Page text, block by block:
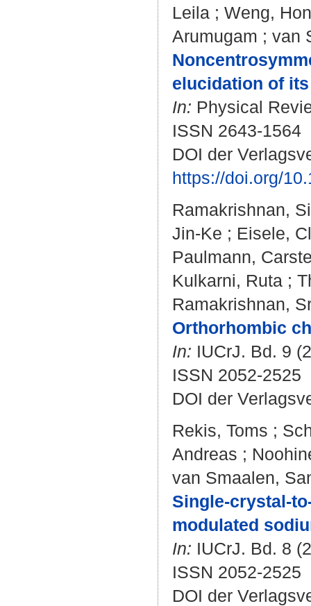
Leila ; Weng,
Arumugam ; van
elucidation of
In: Physical
ISSN 2643-1564
DOI der
https://doi.org/
Ramakrishnan,
Jin-Ke ; Eisele,
Paulmann,
Kulkarni, Ruta ;
Ramakrishnan,
Orthorhombic
In: IUCrJ. Bd. 9
ISSN 2052-2525
DOI der
Rekis, Toms ;
Andreas ;
van Smaalen,
Single-crystal-
modulated
In: IUCrJ. Bd. 8
ISSN 2052-2525
DOI der